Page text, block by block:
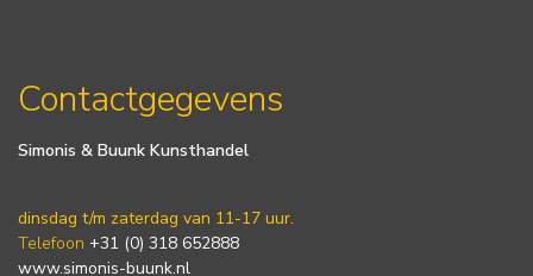
Contactgegevens
Simonis & Buunk Kunsthandel
dinsdag t/m zaterdag van 11-17 uur.
Telefoon +31 (0) 318 652888
www.simonis-buunk.nl